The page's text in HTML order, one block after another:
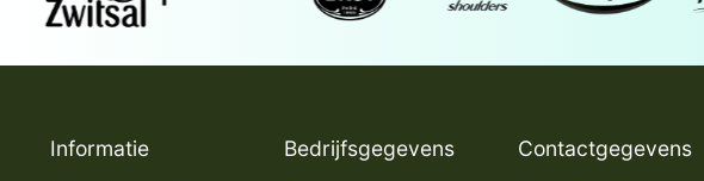
Informatie Bedrijfsgegevens Contactgegevens